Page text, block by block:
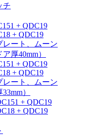
チ
+ QDC19
+ QDC19
レート、ムーン
厚40mm）
+ QDC19
+ QDC19
レート、ムーン
）
+ QDC19
+ QDC19